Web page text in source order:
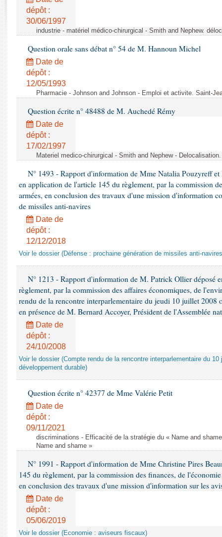
Rapports d'enquête
Rapports législatifs
Dossiers législatifs
Budget et sécurité sociale
Questions écrites et orales
dépôt :
30/06/1997
industrie - matériel médico-chirurgical - Smith and Nephew.
Question orale sans débat n° 54 de M. Hannoun Michel
Date de
dépôt :
12/05/1993
Pharmacie - Johnson and Johnson - Emploi et activite. Saint-
Question écrite n° 48488 de M. Auchedé Rémy
Date de
dépôt :
17/02/1997
Materiel medico-chirurgical - Smith and Nephew -
N° 1493 - Rapport d'information de Mme Natalia Pouzyreff
en application de l'article 145 du règlement, par la commission
armées, en conclusion des travaux d'une mission d'information
de missiles anti-navires
Date de
dépôt :
12/12/2018
Voir le dossier (Défense : prochaine génération de missiles anti-
N° 1213 - Rapport d'information de M. Patrick Ollier déposé
règlement, par la commission des affaires économiques, de
rendu de la rencontre interparlementaire du jeudi 10 juillet 2008
en présence de M. Bernard Accoyer, Président de l'Assemblée
Date de
dépôt :
24/10/2008
Voir le dossier (Compte rendu de la rencontre interparlementaire du
développement durable)
Question écrite n° 42377 de Mme Valérie Petit
Date de
dépôt :
09/11/2021
discriminations - Efficacité de la stratégie du « Name and
Name and shame »
N° 1991 - Rapport d'information de Mme Christine Pires
145 du règlement, par la commission des finances, de
en conclusion des travaux d'une mission d'information sur les
Date de
dépôt :
05/06/2019
Voir le dossier (Economie : aviseurs fiscaux)